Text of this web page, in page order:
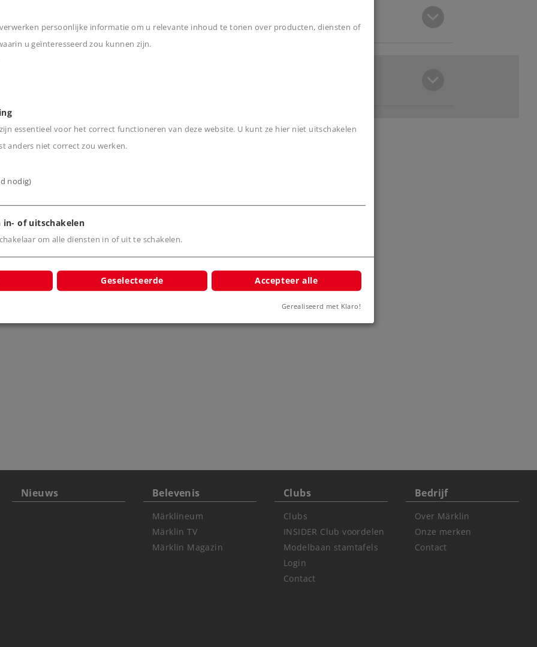
EN
Nieuws Belevenis
Märklineum
Märklin TV
Märklin Magazin
Clubs
Clubs
INSIDER Club voordelen
Modelbaan stamtafels
Login
Contact
Bedrijf
Over Märklin
Onze merken
Contact
persoonlijke informatie om u relevante inhoud te tonen over producten, diensten of
u geïnteresseerd zou kunnen zijn.
essentieel voor het correct functioneren van deze website. U kunt ze hier niet uitschakelen
anders niet correct zou werken.
nodig)
in- of uitschakelen
om alle diensten in of uit te schakelen.
Geselecteerde Accepteer alle
Gerealiseerd met Klaro!